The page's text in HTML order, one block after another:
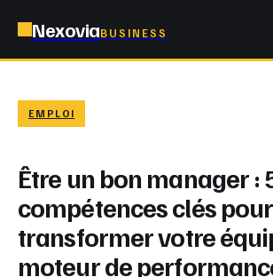
NexoviaBUSINESS
EMPLOI
Être un bon manager :
compétences clés pour
transformer votre
moteur de